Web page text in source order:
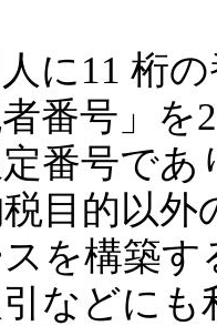
に11 桁の
者番号」
番号であ
目的以外
を構築
などにも